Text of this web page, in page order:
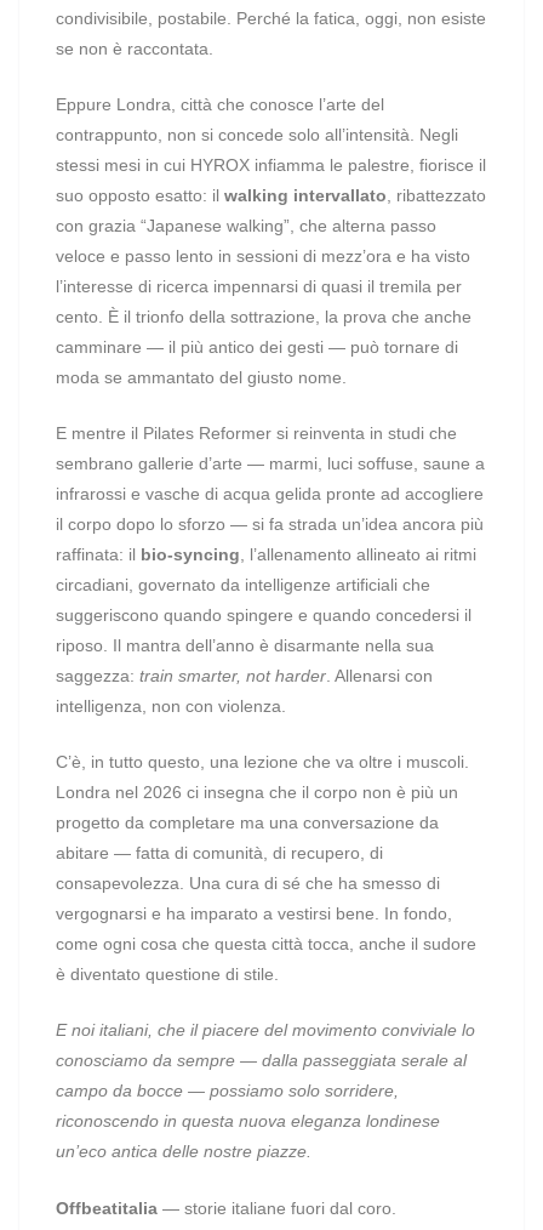
condivisibile, postabile. Perché la fatica, oggi, non esiste
se non è raccontata.
Eppure Londra, città che conosce l’arte del
contrappunto, non si concede solo all’intensità. Negli
stessi mesi in cui HYROX infiamma le palestre, fiorisce il
suo opposto esatto: il walking intervallato , ribattezzato
con grazia “Japanese walking”, che alterna passo
veloce e passo lento in sessioni di mezz’ora e ha visto
l’interesse di ricerca impennarsi di quasi il tremila per
cento. È il trionfo della sottrazione, la prova che anche
camminare — il più antico dei gesti — può tornare di
moda se ammantato del giusto nome.
E mentre il Pilates Reformer si reinventa in studi che
sembrano gallerie d’arte — marmi, luci soffuse, saune a
infrarossi e vasche di acqua gelida pronte ad accogliere
il corpo dopo lo sforzo — si fa strada un’idea ancora più
raffinata: il bio-syncing , l’allenamento allineato ai ritmi
circadiani, governato da intelligenze artificiali che
suggeriscono quando spingere e quando concedersi il
riposo. Il mantra dell’anno è disarmante nella sua
saggezza: train smarter, not harder . Allenarsi con
intelligenza, non con violenza.
C’è, in tutto questo, una lezione che va oltre i muscoli.
Londra nel 2026 ci insegna che il corpo non è più un
progetto da completare ma una conversazione da
abitare — fatta di comunità, di recupero, di
consapevolezza. Una cura di sé che ha smesso di
vergognarsi e ha imparato a vestirsi bene. In fondo,
come ogni cosa che questa città tocca, anche il sudore
è diventato questione di stile.
E noi italiani, che il piacere del movimento conviviale lo
conosciamo da sempre — dalla passeggiata serale al
campo da bocce — possiamo solo sorridere,
riconoscendo in questa nuova eleganza londinese
un’eco antica delle nostre piazze.
Offbeatitalia — storie italiane fuori dal coro.